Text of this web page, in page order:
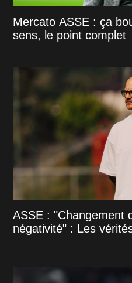
Mercato ASSE : ça
sens, le point complet
ASSE : "Changement
négativité" : Les